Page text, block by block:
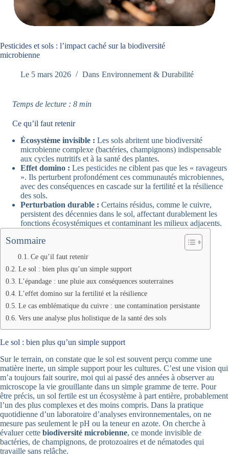
Pesticides et sols : l’impact caché sur la biodiversité
microbienne
Le 5 mars 2026 Dans Environnement & Durabilité
Temps de lecture : 8 min
Ce qu’il faut retenir
Écosystème invisible : Les sols abritent une biodiversité
microbienne complexe (bactéries, champignons) indispensable
aux cycles nutritifs et à la santé des plantes.
Effet domino : Les pesticides ne ciblent pas que les « ravageurs
». Ils perturbent profondément ces communautés microbiennes,
avec des conséquences en cascade sur la fertilité et la résilience
des sols.
Perturbation durable : Certains résidus, comme le cuivre,
persistent des décennies dans le sol, affectant durablement les
fonctions écosystémiques et contaminant les milieux adjacents.
Sommaire
Ce qu’il faut retenir
Le sol : bien plus qu’un simple support
L’épandage : une pluie aux conséquences souterraines
L’effet domino sur la fertilité et la résilience
Le cas emblématique du cuivre : une contamination persistante
Vers une analyse plus holistique de la santé des sols
Le sol : bien plus qu’un simple support
Sur le terrain, on constate que le sol est souvent perçu comme une
matière inerte, un simple support pour les cultures. C’est une vision qui
m’a toujours fait sourire, moi qui ai passé des années à observer au
microscope la vie grouillante dans un simple gramme de terre. Pour
être précis, un sol fertile est un écosystème à part entière, probablement
l’un des plus complexes et des moins compris. Dans la pratique
quotidienne d’un laboratoire d’analyses environnementales, on ne
mesure pas seulement le pH ou la teneur en azote. On cherche à
évaluer cette biodiversité microbienne, ce monde invisible de
bactéries, de champignons, de protozoaires et de nématodes qui
travaille sans relâche.